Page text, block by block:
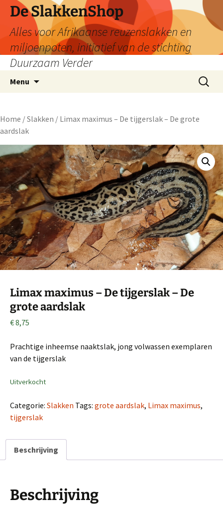
De SlakkenShop
Alles voor Afrikaanse reuzenslakken en
miljoenpoten, initiatief van de stichting
Duurzaam Verder
Menu
Zoeken
naar:
Home /Slakken / Limax maximus – De tijgerslak – De grote
aardslak
Limax maximus – De tijgerslak – De
grote aardslak
€8,75
Prachtige inheemse naaktslak, jong volwassen exemplaren
van de tijgerslak
Uitverkocht
Categorie: Slakken Tags: grote aardslak, Limax maximus,
tijgerslak
Beschrijving
Beschrijving